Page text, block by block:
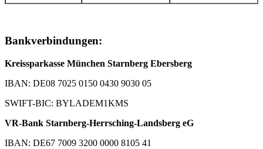
Bankverbindungen:
Kreissparkasse München Starnberg Ebersberg
IBAN: DE08 7025 0150 0430 9030 05
SWIFT-BIC: BYLADEM1KMS
VR-Bank Starnberg-Herrsching-Landsberg eG
IBAN: DE67 7009 3200 0000 8105 41